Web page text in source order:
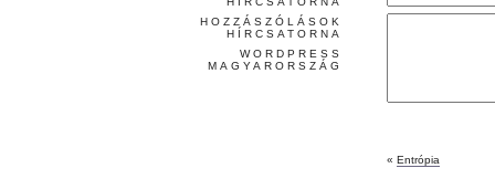
« Entrópia
HOZZÁSZÓLÁSOK
HÍRCSATORNA
WORDPRESS
MAGYARORSZÁG